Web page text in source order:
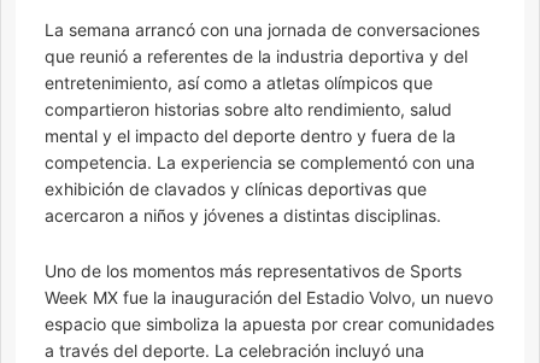
La semana arrancó con una jornada de conversaciones
que reunió a referentes de la industria deportiva y del
entretenimiento, así como a atletas olímpicos que
compartieron historias sobre alto rendimiento, salud
mental y el impacto del deporte dentro y fuera de la
competencia. La experiencia se complementó con una
exhibición de clavados y clínicas deportivas que
acercaron a niños y jóvenes a distintas disciplinas.
Uno de los momentos más representativos de Sports
Week MX fue la inauguración del Estadio Volvo, un nuevo
espacio que simboliza la apuesta por crear comunidades
a través del deporte. La celebración incluyó una